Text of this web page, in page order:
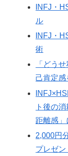
INFJ・
ル
INFJ・
術
「どう
己肯定
ト後の
距離感」
2,000円
プレゼン